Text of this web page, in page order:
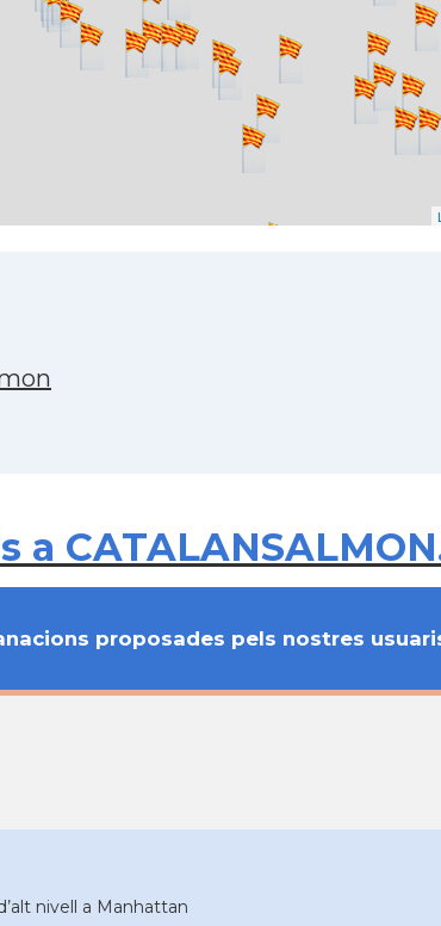
a
proposades pels nostres
nivell a Manhattan